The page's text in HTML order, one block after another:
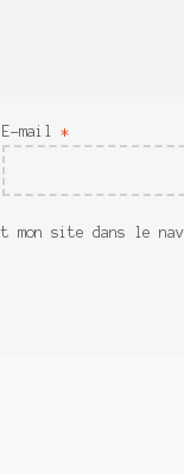
E-mail*
mon site dans le